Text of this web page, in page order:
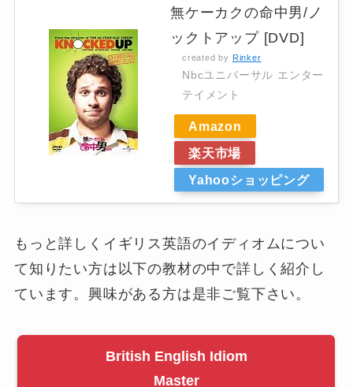
無ケーカクの命中男/ノ
ックトアップ [DVD]
created by Rinker
Nbcユニバーサル エンター
テイメント
Amazon
楽天市場
Yahooショッピング
もっと詳しくイギリス英語のイディオムについ
て知りたい方は以下の教材の中で詳しく紹介し
ています。興味がある方は是非ご覧下さい。
British English Idiom
Master